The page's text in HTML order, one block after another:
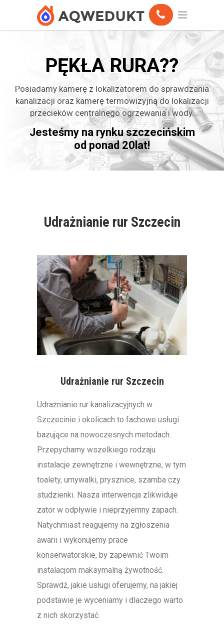
PĘKŁA RURA??
Jesteśmy na rynku szczecińskim
od ponad 20lat!
Posiadamy kamerę z lokalizatorem do sprawdzania
kanalizacji oraz kamerę termowizyjną do lokalizacji
przecieków centralnego ogrzewania i wody.
Udrażnianie rur Szczecin
Udrażnianie rur Szczecin
Udrażnianie rur kanalizacyjnych w
Szczecinie i okolicach to fachowe usługi
bazujące na nowoczesnych metodach.
Przepychamy wszelkiego rodzaju
instalacje zewnętrzne i wewnętrzne, w tym
toalety, umywalki, prysznice, szamba czy
studzienki. Nasza interwencja zlikwiduje
zator w odpływie i nieprzyjemny zapach.
Natychmiast reagujemy na zgłoszenia
awarii i wykonujemy prace
konserwatorskie, by zapewnić Twoim
instalacjom maksymalną żywotność.
Sprawdź, jakie usługi oferujemy, na jakiej
podstawie je wyceniamy i dlaczego warto
z nich skorzystać.